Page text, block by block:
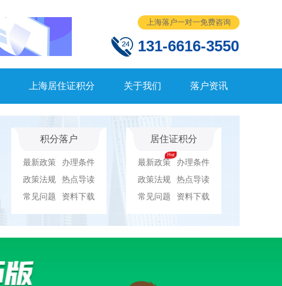
上海落户一对一免费咨询
131-6616-3550
上海居住证积分 关于我们 落户资讯
积分落户
最新政策
办理条件
政策法规
热点导读
常见问题
资料下载
居住证积分
最新政策
办理条件
政策法规
热点导读
常见问题
资料下载